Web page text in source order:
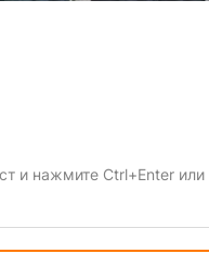
и нажмите Ctrl+Enter или